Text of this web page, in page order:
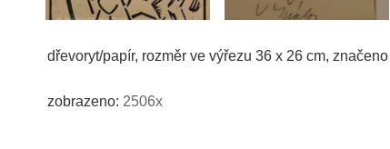
dřevoryt/papír, rozměr ve výřezu 36 x 26 cm,
zobrazeno: 2506x